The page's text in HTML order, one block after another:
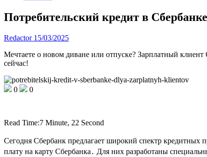
Потребительский кредит в
Redactor 15/03/2025
Мечтаете о новом диване или отпуске? Зарплатный
сейчас!
0 0
Read Time:7 Minute, 22 Second
Сегодня Сбербанк предлагает широкий спектр кредитных
плату на карту Сбербанка․ Для них разработаны